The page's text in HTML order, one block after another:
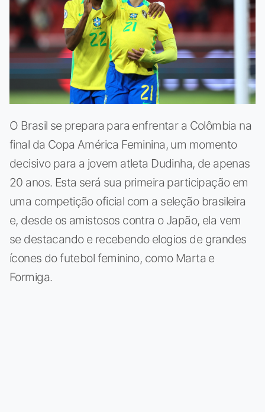
O Brasil se prepara para enfrentar a Colômbia na
final da Copa América Feminina, um momento
decisivo para a jovem atleta Dudinha, de apenas
20 anos. Esta será sua primeira participação em
uma competição oficial com a seleção brasileira
e, desde os amistosos contra o Japão, ela vem
se destacando e recebendo elogios de grandes
ícones do futebol feminino, como Marta e
Formiga.